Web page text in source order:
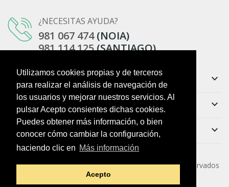
Utilizamos cookies propias y de terceros
para realizar el análisis de navegación de
los usuarios y mejorar nuestros servicios. Al
pulsar Acepto consientes dichas cookies.
Puedes obtener más información, o bien
conocer cómo cambiar la configuración,
haciendo clic en Más información
Acepto
¿NECESITAS AYUDA?
981 067 474(NOIA)
981 114 125(SANTIAGO)
Información keyboard_arrow_down
Ayuda keyboard_arrow_down
Boletín keyboard_arrow_down
Copyright ©O Colmado da Vila. Todos los derechos reservados